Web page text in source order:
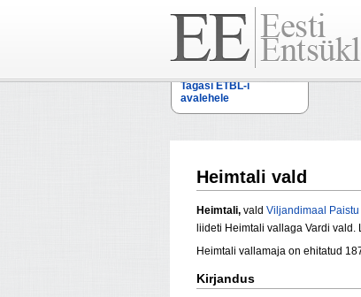
Tagasi ETBL-i
avalehele
Heimtali vald
Heimtali, vald Viljandimaal
liideti Heimtali vallaga Vardi vald.
Heimtali vallamaja on ehitatud
Kirjandus